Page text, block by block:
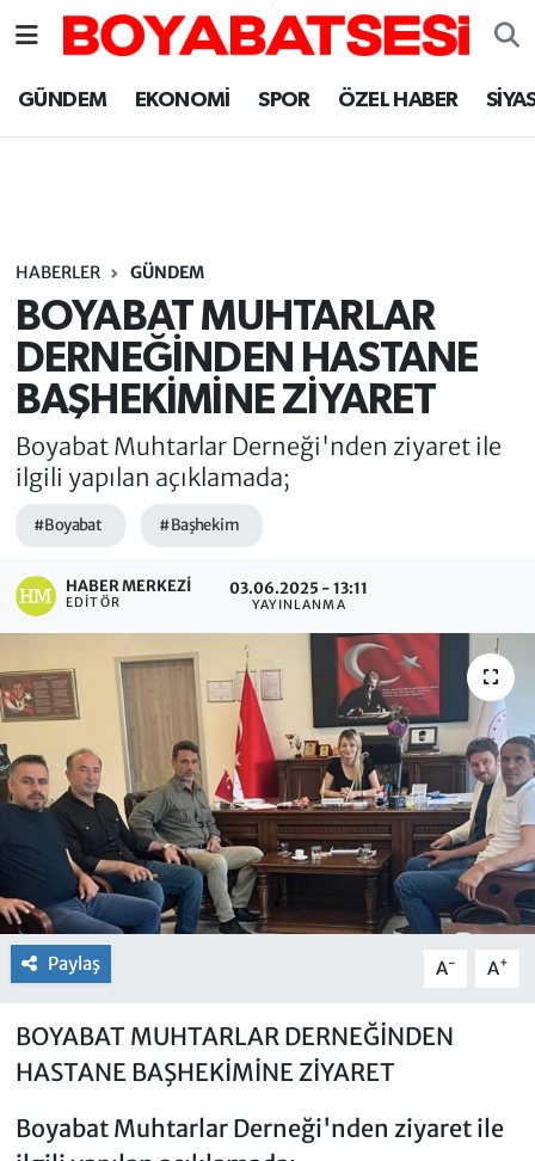
GÜNDEM EKONOMİ SPOR ÖZEL HABER
HABERLER GÜNDEM
BOYABAT MUHTARLAR
DERNEĞİNDEN HASTANE
BAŞHEKİMİNE ZİYARET
Boyabat Muhtarlar Derneği'nden ziyaret ile
ilgili yapılan açıklamada;
#Boyabat #Başhekim
HABER MERKEZI
EDITÖR
03.06.2025 - 13:11
YAYINLANMA
Paylaş A- A+
BOYABAT MUHTARLAR DERNEĞİNDEN
HASTANE BAŞHEKİMİNE ZİYARET
Boyabat Muhtarlar Derneği'nden ziyaret ile
Sinop Nöbetçi Eczaneler
Sinop Trafik Yoğunluk Haritası
Süper Lig Puan Durumu ve Fikstür
Tüm Manşetler
Son Dakika Haberleri
Haber Arşivi